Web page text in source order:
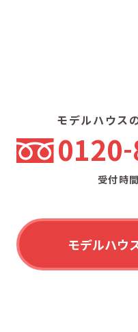
モデルハウス
0120
受付時
モデルハウ